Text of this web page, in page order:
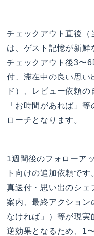
チェックアウト直後（
は、ゲスト記憶が新鮮
チェックアウト後3〜
付、滞在中の良い思い
ド）、レビュー依頼の
「お時間があれば」
ローチとなります。
1週間後のフォローア
ト向けの追加依頼で
真送付・思い出のシェ
案内、最終アクション
なければ」）等が現実
逆効果となるため、1